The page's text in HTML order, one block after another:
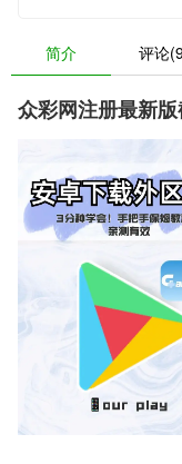
简介 评论
众彩网注册最新版